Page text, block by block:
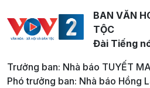
BAN VĂN
TỘC
Đài Tiếng
Trưởng ban: Nhà báo TUYẾT
Phó trưởng ban: Nhà báo Hồng